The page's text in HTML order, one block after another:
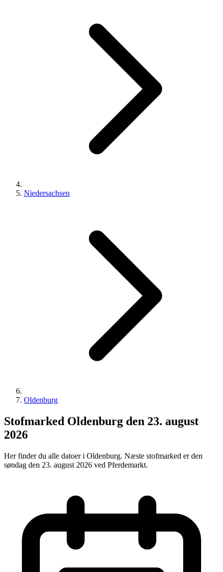
Niedersachsen
Oldenburg
Stofmarked Oldenburg den 23. august
2026
Her finder du alle datoer i Oldenburg. Næste stofmarked er den
søndag den 23. august 2026 ved Pferdemarkt.